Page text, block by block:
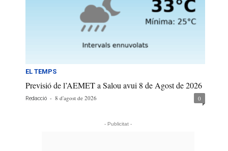
EL TEMPS
Previsió de l’AEMET a Salou avui 8 de Agost de 2026
Redacció - 8 d'agost de 2026 0
- Publicitat -